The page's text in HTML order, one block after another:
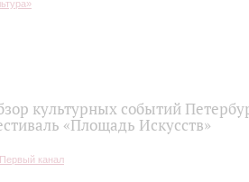
культурных событий
«Площадь Искусств»